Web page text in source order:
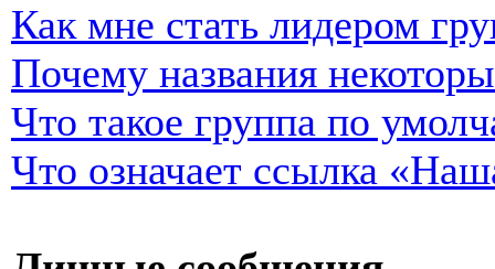
Как мне стать лидером
Почему названия
Что такое группа по
Что означает ссылка